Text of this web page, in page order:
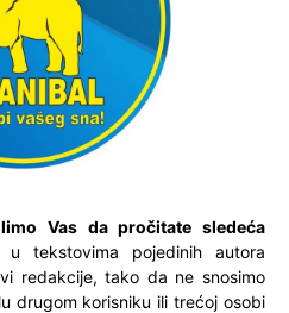
Vas da pročitate sledeća
tekstovima pojedinih autora
redakcije, tako da ne snosimo
drugom korisniku ili trećoj osobi